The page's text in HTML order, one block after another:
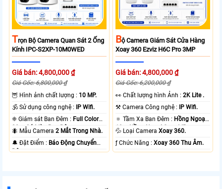
TRọn Bộ Camera Quan Sát 2 Ống
Kính IPC-S2XP-10M0WED
Giá bán: 4,800,000 ₫
Giá Gốc: 6,800,000 ₫
🦉 Hình ảnh chất lượng : 10 MP.
🕉️ Sử dụng công nghệ :
IP Wifi.
❈ Giám sát Ban Đêm : Full Color
20m Có Màu Ban Ðêm.
🐜 Mẫu Camera2 Mắt Trong Nhà.
️🔔 Đặt Điểm : Báo Động Chuyển
Động.
BỘ Camera Giám Sát Cửa Hàng
Xoay 360 Ezviz H6C Pro 3MP
Giá bán: 4,800,000 ₫
Giá Gốc: 6,200,000 ₫
️👀 Chất lượng hình Ảnh :2K Lite .
⚒ Camera Công nghệ :
IP Wifi.
🔅 Tầm Xa Ban Đêm : Hồng Ngoại
10m Hồng Ngoại Smart IR.
💦 Loại CameraXoay 360.
️ƒ Chức Năng :Xoay 360 Thu Âm.